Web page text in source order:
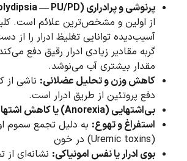
پرنوشی و پرادراری (Polyuria/Polydipsia — PU/PD):
از اولین و مشخص‌ترین علائم است.
آسیب‌دیده توانایی تغلیظ ادرار را از
گربه مقادیر زیادی ادرار رقیق دفع
مقدار بیشتری آب می‌نوشد.
کاهش وزن و تحلیل عضلانی: ناشی از
دفع پروتئین از طریق ادرار است.
بی‌اشتهایی (Anorexia) یا کاهش اشتها
استفراغ و تهوع: به دلیل تجمع سموم
(Uremic toxins) در خون
بوی ادرار یا نفس امونیاکی: نشانه‌ای از